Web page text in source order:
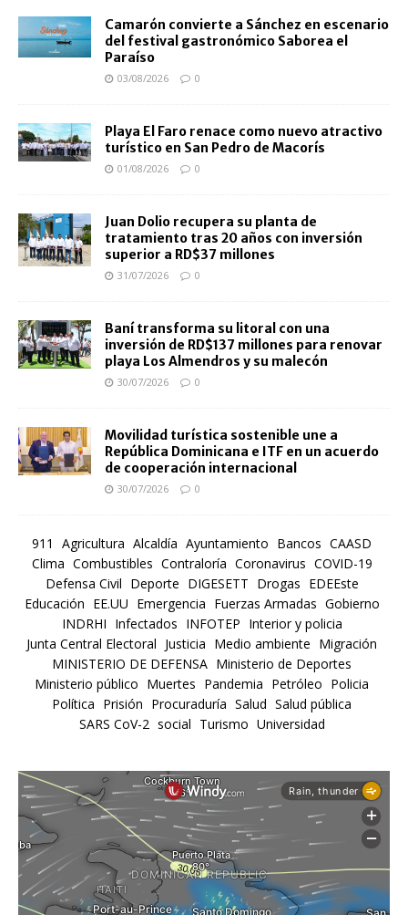
Camarón convierte a Sánchez en escenario
del festival gastronómico Saborea el
Paraíso
03/08/2026 0
Playa El Faro renace como nuevo atractivo
turístico en San Pedro de Macorís
01/08/2026 0
Juan Dolio recupera su planta de
tratamiento tras 20 años con inversión
superior a RD$37 millones
31/07/2026 0
Baní transforma su litoral con una
inversión de RD$137 millones para renovar
playa Los Almendros y su malecón
30/07/2026 0
Movilidad turística sostenible une a
República Dominicana e ITF en un acuerdo
de cooperación internacional
30/07/2026 0
911 Agricultura Alcaldía Ayuntamiento Bancos CAASD
Clima Combustibles Contraloría Coronavirus COVID-19
Defensa Civil Deporte DIGESETT Drogas EDEEste
Educación EE.UU Emergencia Fuerzas Armadas Gobierno
INDRHI Infectados INFOTEP Interior y policia
Junta Central Electoral Justicia Medio ambiente Migración
MINISTERIO DE DEFENSA Ministerio de Deportes
Ministerio público Muertes Pandemia Petróleo Policia
Política Prisión Procuraduría Salud Salud pública
SARS CoV-2 social Turismo Universidad